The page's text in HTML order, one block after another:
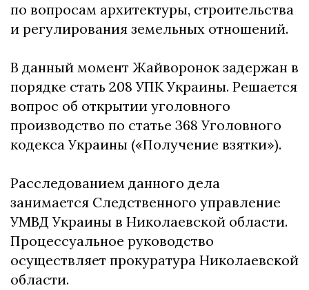
по вопросам архитектуры, строительства
и регулирования земельных отношений.
В данный момент Жайворонок задержан в
порядке стать 208 УПК Украины. Решается
вопрос об открытии уголовного
производство по статье 368 Уголовного
кодекса Украины («Получение взятки»).
Расследованием данного дела
занимается Следственного управление
УМВД Украины в Николаевской области.
Процессуальное руководство
осуществляет прокуратура Николаевской
области.